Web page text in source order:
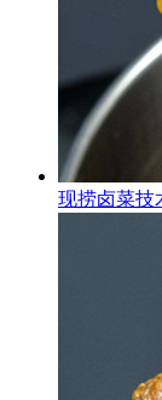
现捞卤菜技